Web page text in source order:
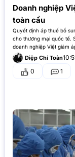
Doanh nghiệp
toàn cầu
Quyết định áp thuế bổ
cho thương mại quốc tế.
doanh nghiệp Việt giảm
Diệp Chí Toàn
0 1